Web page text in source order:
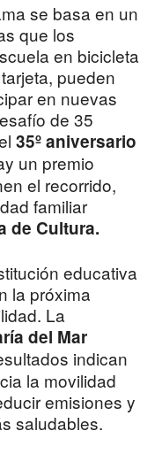
se basa en un
que los
en bicicleta
pueden
en nuevas
de 35
35º aniversario
un premio
el recorrido,
familiar
de Cultura.
educativa
la próxima
La
del Mar
indican
la movilidad
emisiones y
saludables.